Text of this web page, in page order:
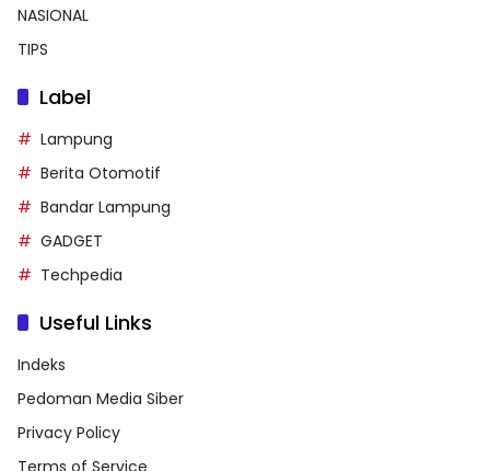
NASIONAL
TIPS
Label
Lampung
Berita Otomotif
Bandar Lampung
GADGET
Techpedia
Useful Links
Indeks
Pedoman Media Siber
Privacy Policy